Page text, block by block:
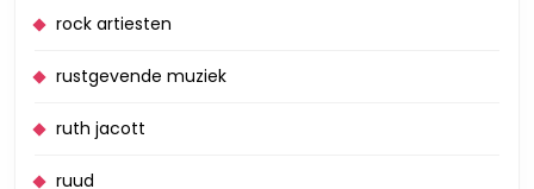
rock artiesten
rustgevende muziek
ruth jacott
ruud